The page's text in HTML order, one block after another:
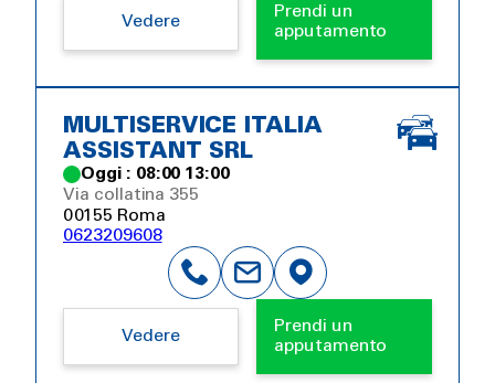
Vedere
Prendi un
apputamento
MULTISERVICE ITALIA
ASSISTANT SRL
Oggi : 08:00 13:00
Via collatina 355
00155 Roma
0623209608
Vedere
Prendi un
apputamento